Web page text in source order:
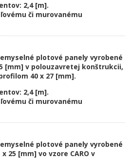
2,4 [m].
či murovanému
plotové panely vyrobené
[mm] v polouzavretej konštrukcii,
40 x 27 [mm].
2,4 [m].
či murovanému
plotové panely vyrobené
25 [mm] vo vzore CARO v